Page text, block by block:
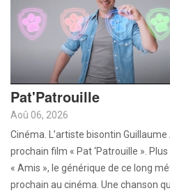
Pat'Patrouille
Aoû 06, 2026
Cinéma. L’artiste bisontin
prochain film « Pat ‘Patrouille ».
« Amis », le générique de ce long
prochain au cinéma. Une chanson